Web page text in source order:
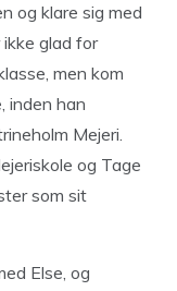
og klare sig med
glad for
men kom
inden han
Mejeri.
og Tage
som sit
Else, og